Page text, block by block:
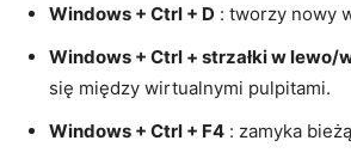
Windows + Ctrl + D : tworzy nowy
Windows + Ctrl + strzałki w lewo/
się między wirtualnymi pulpitami.
Windows + Ctrl + F4 : zamyka